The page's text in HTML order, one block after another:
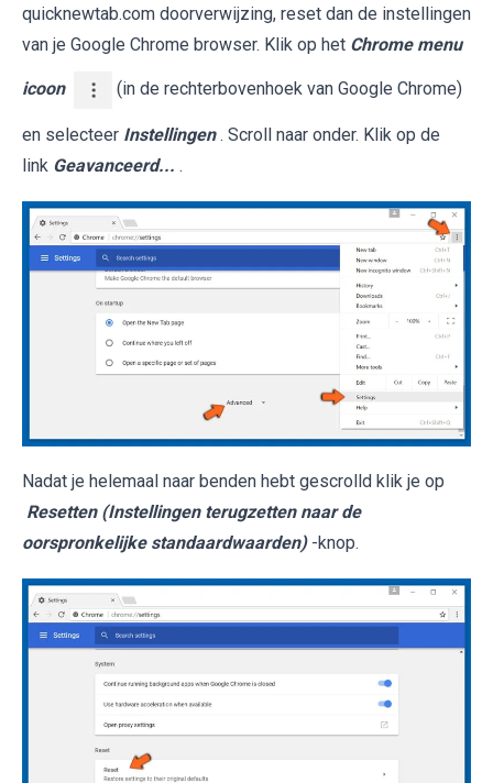
quicknewtab.com doorverwijzing, reset dan de instellingen
van je Google Chrome browser. Klik op het Chrome menu
icoon (in de rechterbovenhoek van Google Chrome)
en selecteer Instellingen . Scroll naar onder. Klik op de
link Geavanceerd... .
Nadat je helemaal naar benden hebt gescrolld klik je op
Resetten (Instellingen terugzetten naar de
oorspronkelijke standaardwaarden) -knop.